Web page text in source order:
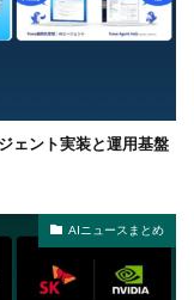
ェント実装と運用基盤
AIニュースまとめ